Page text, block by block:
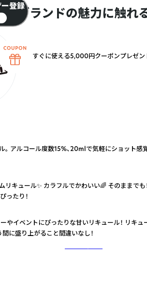
ブランドの魅力に触れ
。 アルコール度数15%、20mlで気軽にショット感
リキュール✨ カラフルでかわいい🌈 そのままでも
ったり！
イベントにぴったりな甘いリキュール！ リキュ
に盛り上がること間違いなし！
登録
すぐに使える5,000円クーポンプレゼン